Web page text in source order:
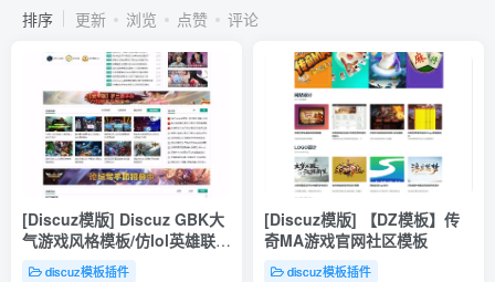
排序 更新 浏览 点赞 评论
[Discuz模版] Discuz GBK大
气游戏风格模板/仿lol英雄联盟
游戏DZ游戏模板
discuz模板插件
[Discuz模版] 【DZ模板】传
奇MA游戏官网社区模板
discuz模板插件